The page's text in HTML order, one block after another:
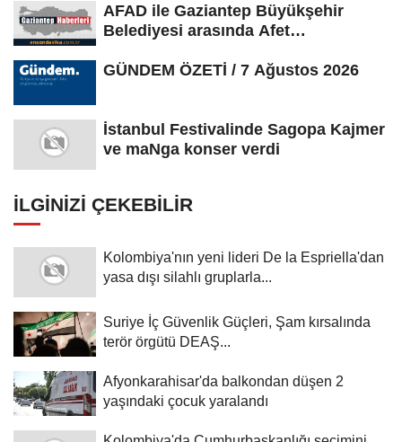
AFAD ile Gaziantep Büyükşehir
Belediyesi arasında Afet
GÜNDEM ÖZETİ / 7 Ağustos 2026
İstanbul Festivalinde Sagopa Kajmer
ve maNga konser verdi
İLGINIZI ÇEKEBILIR
Kolombiya'nın yeni lideri De la Espriella'dan
yasa dışı silahlı gruplarla...
Suriye İç Güvenlik Güçleri, Şam kırsalında
terör örgütü DEAŞ...
Afyonkarahisar'da balkondan düşen 2
yaşındaki çocuk yaralandı